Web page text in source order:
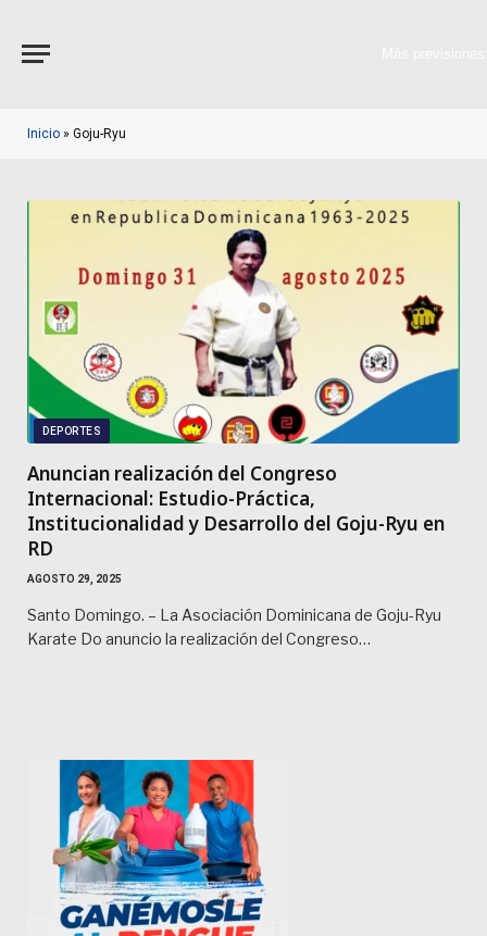
Inicio » Goju-Ryu
DEPORTES
Anuncian realización del Congreso
Internacional: Estudio-Práctica,
Institucionalidad y Desarrollo del Goju-Ryu en
RD
AGOSTO 29, 2025
Santo Domingo. – La Asociación Dominicana de Goju-Ryu
Karate Do anuncio la realización del Congreso…